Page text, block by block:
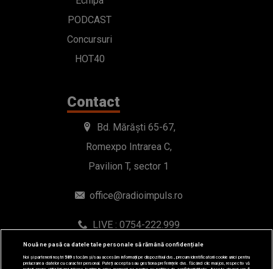
PODCAST
Concursuri
HOT40
Contact
Bd. Mărăști 65-67,
Romexpo Intrarea C,
Pavilion T, sector 1
office@radioimpuls.ro
LIVE : 0754-222.999
WhatsApp: 0754-222.999
Nouă ne pasă ca datele tale personale să rămână confidențiale
Noi și partenerii noștri589stocăm și/sau accesăm informații pe dispozitivul dvs., precum identificatorii cookie unici pentru
prelucrarea datelor cu caracter personal. Puteți accepta sau gestiona preferințele dvs. făcând clic mai jos, respectiv vă